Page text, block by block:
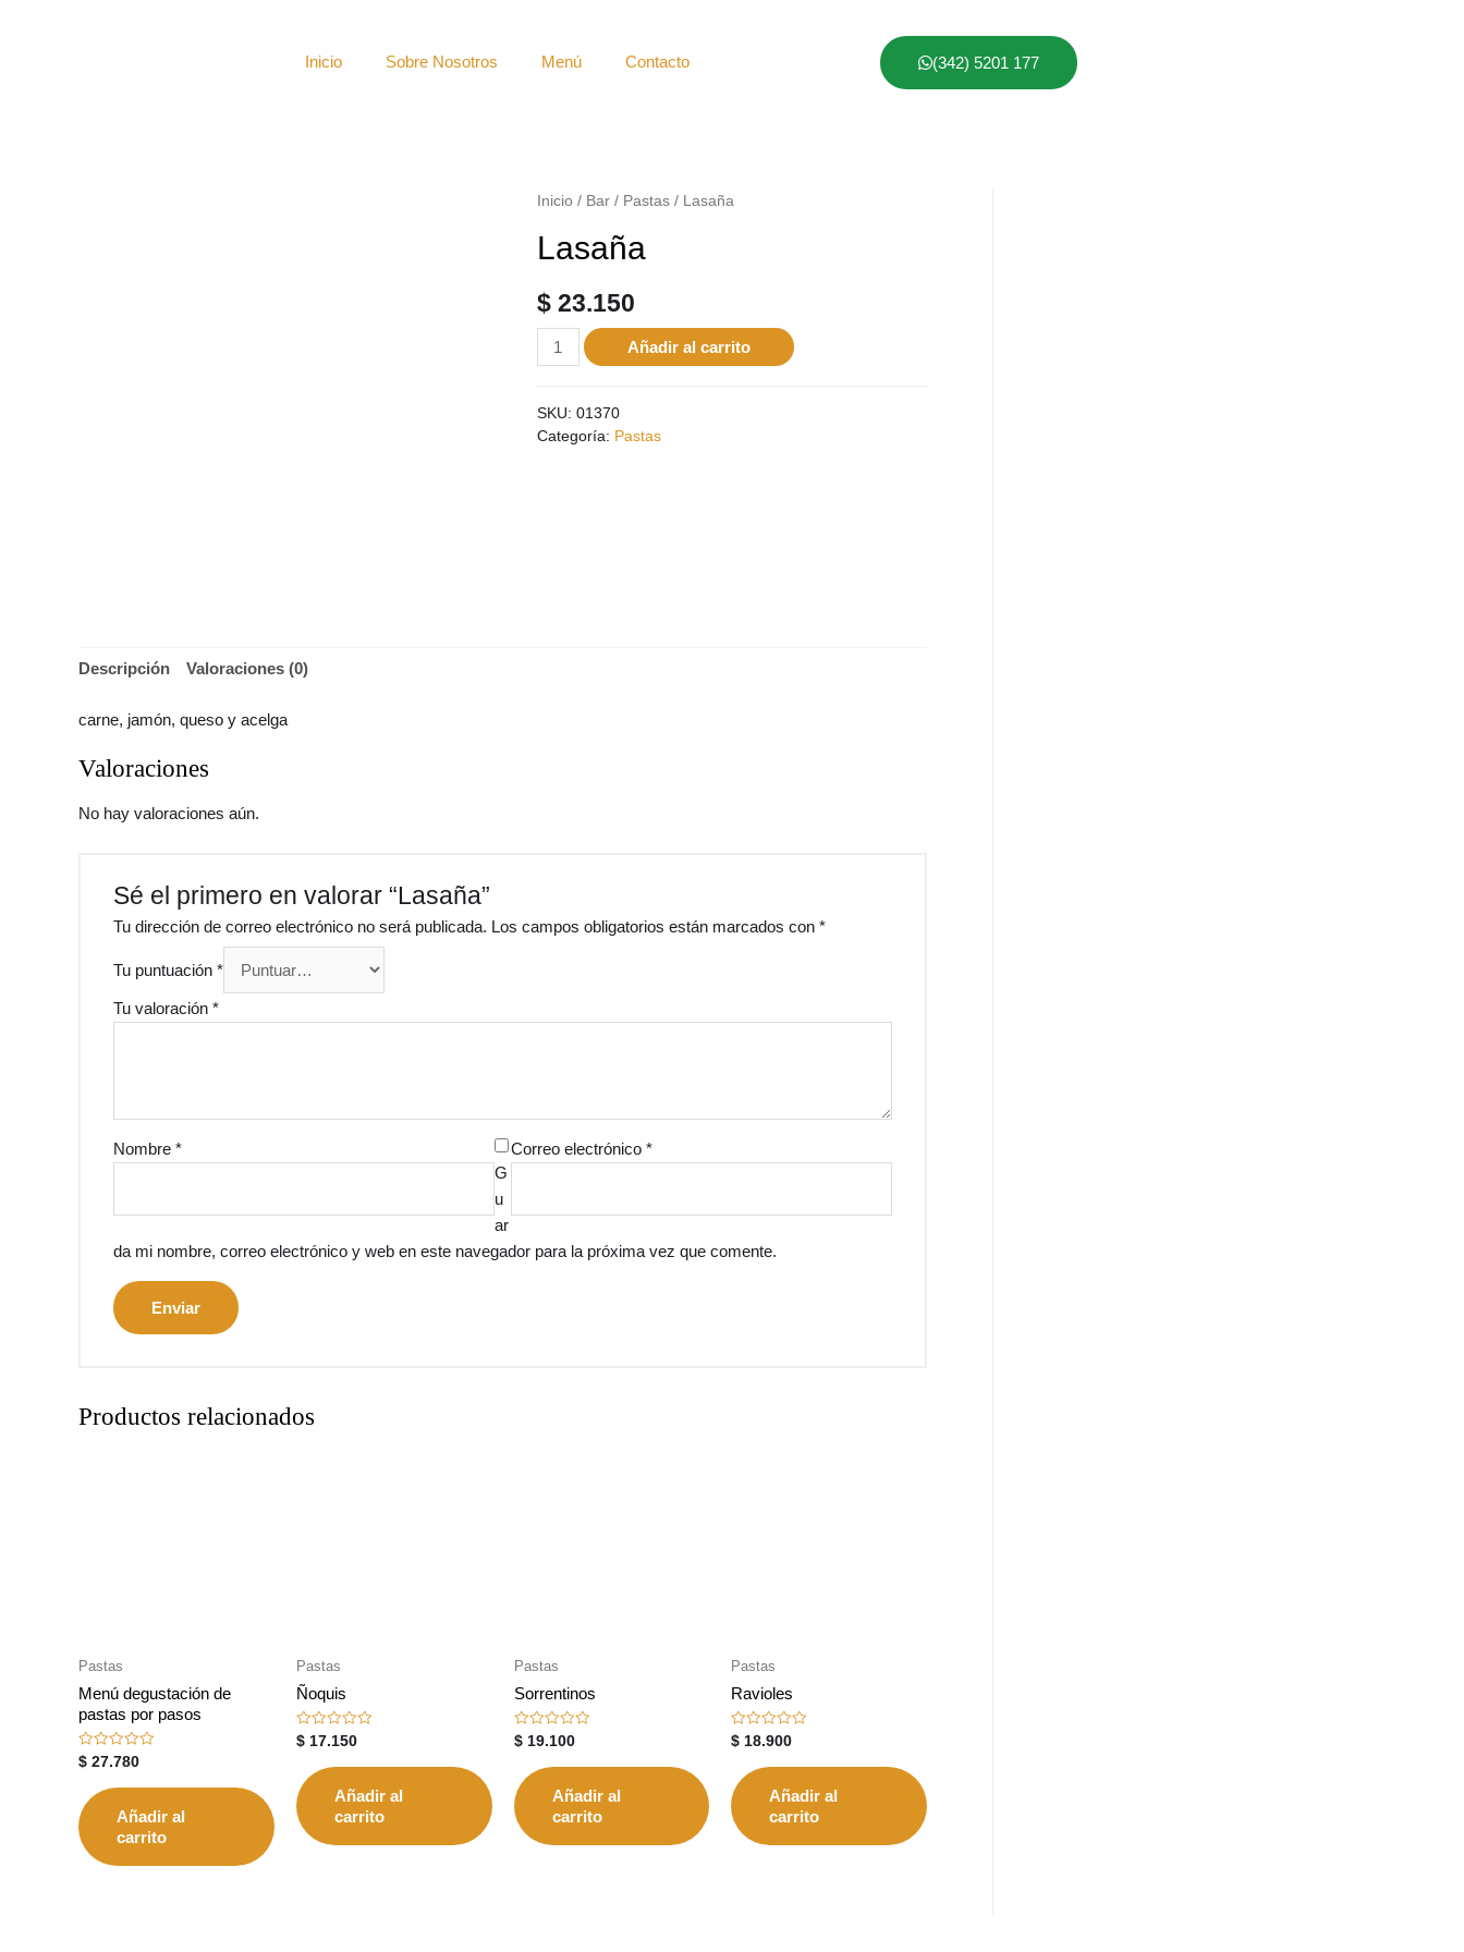
Inicio Sobre Nosotros Menú Contacto (342) 5201 177
Inicio / Bar/ Pastas/ Lasaña
Lasaña
$23.150
Añadir al carrito
SKU: 01370
Categoría: Pastas
Descripción Valoraciones (0)
carne, jamón, queso y acelga
Valoraciones
No hay valoraciones aún.
Sé el primero en valorar “Lasaña”
Tu dirección de correo electrónico no será publicada. Los campos obligatorios están marcados con *
Tu puntuación *
Tu valoración *
Nombre * Correo electrónico *
G
u
ar
da mi nombre, correo electrónico y web en este navegador para la próxima vez que comente.
Productos relacionados
Pastas
Menú degustación de
pastas por pasos
Valorado
con
de
5
$ 27.780
Añadir al
carrito
Pastas
Ñoquis
Valorado
con
de
5
$17.150
Añadir al
carrito
Pastas
Sorrentinos
Valorado
con
de
5
$19.100
Añadir al
carrito
Pastas
Ravioles
Valorado
con
de
5
$ 18.900
Añadir al
carrito